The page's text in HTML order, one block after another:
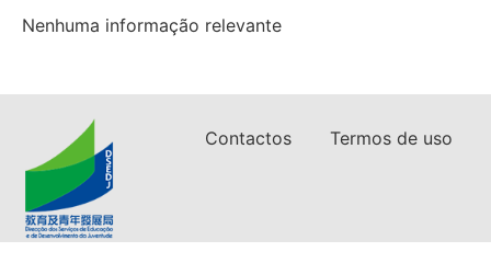
Nenhuma informação relevante
Contactos Termos de uso